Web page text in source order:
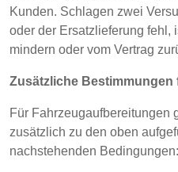
Kunden. Schlagen zwei
oder der Ersatzlieferung fehl,
mindern oder vom Vertrag
Zusätzliche
Für Fahrzeugaufbereitungen
zusätzlich zu den oben
nachstehenden Bedingungen: